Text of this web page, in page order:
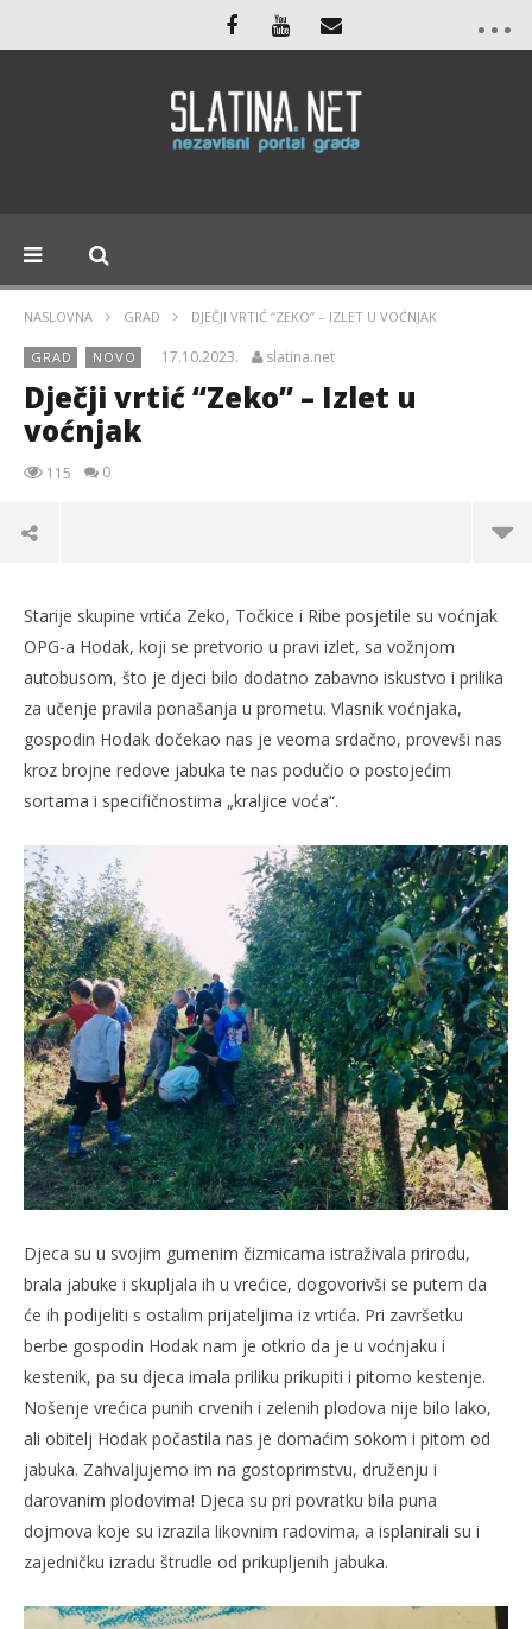
NASLOVNA GRAD DJEČJI VRTIĆ “ZEKO” – IZLET U VOĆNJAK
GRAD NOVO 17.10.2023. slatina.net
Dječji vrtić “Zeko” – Izlet u
voćnjak
115 0
TRENUTNO OTVORENO
Dječji vrtić “Zeko” – Izlet u voćnjak
17.10.2023.
slatina.net
Starije skupine vrtića Zeko, Točkice i Ribe posjetile su voćnjak
OPG-a Hodak, koji se pretvorio u pravi izlet, sa vožnjom
autobusom, što je djeci bilo dodatno zabavno iskustvo i prilika
za učenje pravila ponašanja u prometu. Vlasnik voćnjaka,
gospodin Hodak dočekao nas je veoma srdačno, provevši nas
kroz brojne redove jabuka te nas podučio o postojećim
sortama i specifičnostima „kraljice voća“.
Djeca su u svojim gumenim čizmicama istraživala prirodu,
brala jabuke i skupljala ih u vrećice, dogovorivši se putem da
će ih podijeliti s ostalim prijateljima iz vrtića. Pri završetku
berbe gospodin Hodak nam je otkrio da je u voćnjaku i
kestenik, pa su djeca imala priliku prikupiti i pitomo kestenje.
Nošenje vrećica punih crvenih i zelenih plodova nije bilo lako,
ali obitelj Hodak počastila nas je domaćim sokom i pitom od
jabuka. Zahvaljujemo im na gostoprimstvu, druženju i
darovanim plodovima! Djeca su pri povratku bila puna
dojmova koje su izrazila likovnim radovima, a isplanirali su i
zajedničku izradu štrudle od prikupljenih jabuka.